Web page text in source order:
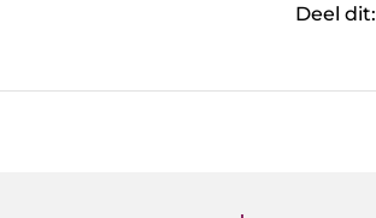
Deel dit: